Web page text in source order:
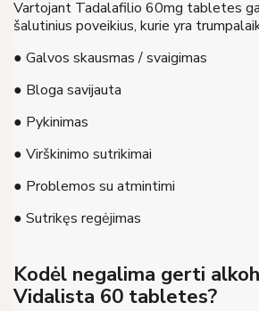
Vartojant Tadalafilio 60mg tabletes
šalutinius poveikius, kurie yra
● Galvos skausmas / svaigimas
● Bloga savijauta
● Pykinimas
● Virškinimo sutrikimai
● Problemos su atmintimi
● Sutrikęs regėjimas
Kodėl negalima gerti
Vidalista 60 tabletes?